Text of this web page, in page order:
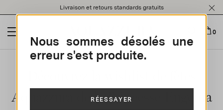
note:
website
an
accessibility
Livraison et retours standards gratuits
0
Nous sommes désolés une
erreur s'est produite.
RÉESSAYER
Aquazzura de la Princesse Eugenia